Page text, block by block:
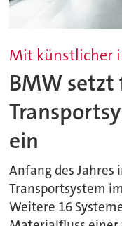
Mit künstlicher
BMW setzt
ein
Anfang des
Transportsystem
Weitere 16